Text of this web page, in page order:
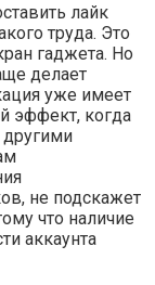
лайк
труда. Это
гаджета. Но
делает
уже имеет
эффект, когда
другими
не подскажет
что наличие
аккаунта